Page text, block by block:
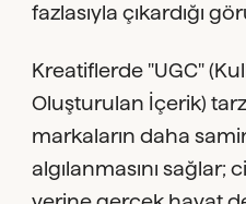
fazlasıyla çıkardığı
Kreatiflerde "UGC"
Oluşturulan İçerik)
markaların daha
algılanmasını sağlar;